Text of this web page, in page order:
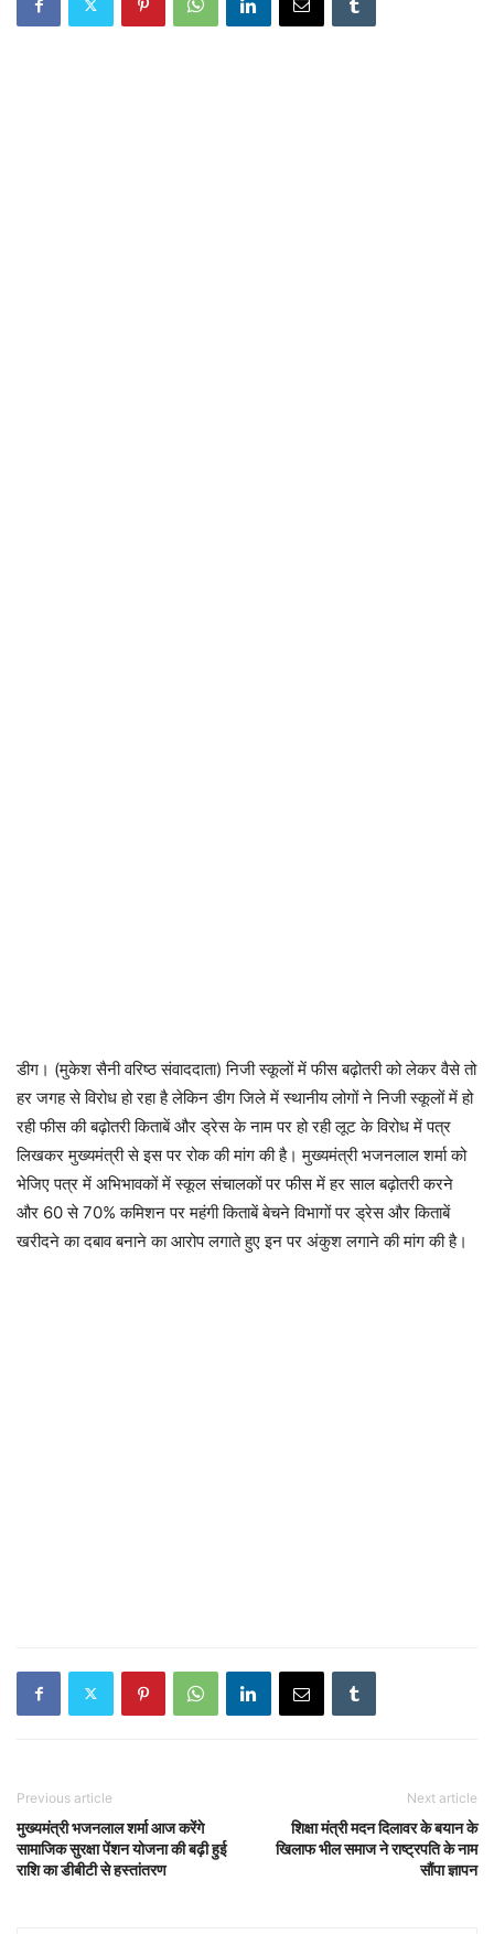
डीग। (मुकेश सैनी वरिष्ठ संवाददाता) निजी स्कूलों में फीस बढ़ोतरी को लेकर वैसे तो
हर जगह से विरोध हो रहा है लेकिन डीग जिले में स्थानीय लोगों ने निजी स्कूलों में हो
रही फीस की बढ़ोतरी किताबें और ड्रेस के नाम पर हो रही लूट के विरोध में पत्र
लिखकर मुख्यमंत्री से इस पर रोक की मांग की है। मुख्यमंत्री भजनलाल शर्मा को
भेजिए पत्र में अभिभावकों में स्कूल संचालकों पर फीस में हर साल बढ़ोतरी करने
और 60 से 70% कमिशन पर महंगी किताबें बेचने विभागों पर ड्रेस और किताबें
खरीदने का दबाव बनाने का आरोप लगाते हुए इन पर अंकुश लगाने की मांग की है।
Previous article
मुख्यमंत्री भजनलाल शर्मा आज करेंगे
सामाजिक सुरक्षा पेंशन योजना की बढ़ी हुई
राशि का डीबीटी से हस्तांतरण
Next article
शिक्षा मंत्री मदन दिलावर के बयान के
खिलाफ भील समाज ने राष्ट्रपति के नाम
सौंपा ज्ञापन